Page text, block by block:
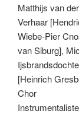
Matthijs van
Verhaar
Wiebe-Pier
van Siburg],
[Heinrich
Chor